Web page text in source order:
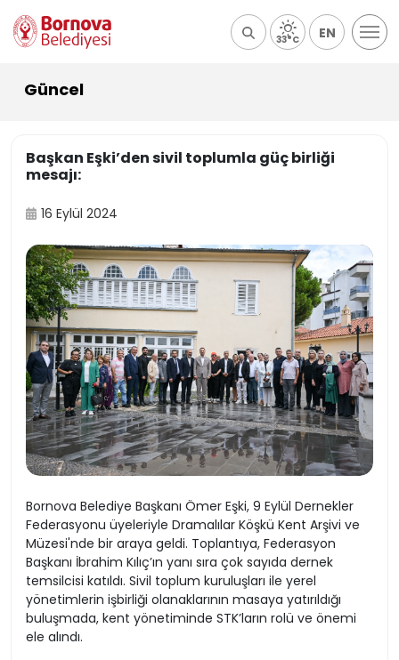
33°C EN
Güncel
Başkan Eşki’den sivil toplumla güç birliği
mesajı:
16 Eylül 2024
Bornova Belediye Başkanı Ömer Eşki, 9 Eylül Dernekler
Federasyonu üyeleriyle Dramalılar Köşkü Kent Arşivi ve
Müzesi'nde bir araya geldi. Toplantıya, Federasyon
Başkanı İbrahim Kılıç’ın yanı sıra çok sayıda dernek
temsilcisi katıldı. Sivil toplum kuruluşları ile yerel
yönetimlerin işbirliği olanaklarının masaya yatırıldığı
buluşmada, kent yönetiminde STK’ların rolü ve önemi
ele alındı.